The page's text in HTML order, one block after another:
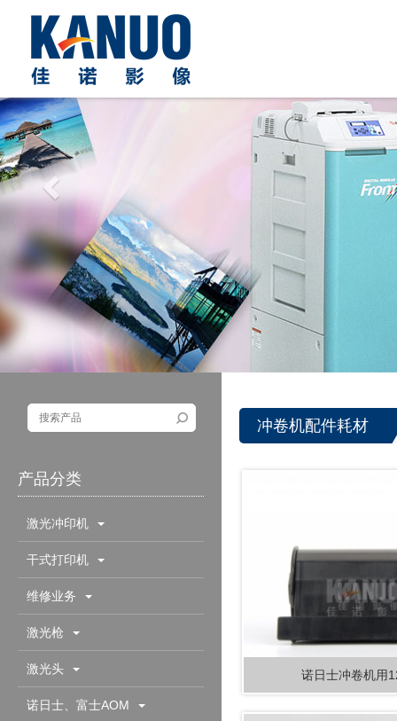
Previous
产品分类
激光冲印机
干式打印机
维修业务
激光枪
激光头
诺日士、富士AOM
冲卷机配件耗材
诺日士冲卷机用